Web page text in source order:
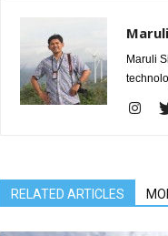
Maruli
RELATED ARTICLES